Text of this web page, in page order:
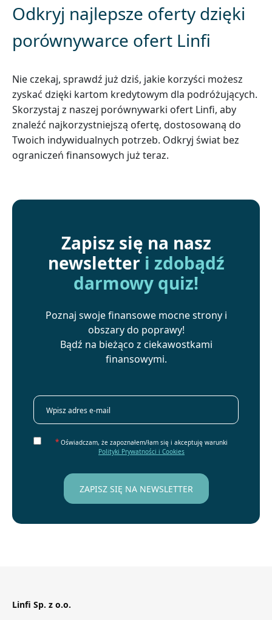
Odkryj najlepsze oferty dzięki
porównywarce ofert Linfi
Nie czekaj, sprawdź już dziś, jakie korzyści możesz
zyskać dzięki kartom kredytowym dla podróżujących.
Skorzystaj z naszej porównywarki ofert Linfi, aby
znaleźć najkorzystniejszą ofertę, dostosowaną do
Twoich indywidualnych potrzeb. Odkryj świat bez
ograniczeń finansowych już teraz.
Zapisz się na nasz
newsletter i zdobądź
darmowy quiz!
Poznaj swoje finansowe mocne strony i
obszary do poprawy!
Bądź na bieżąco z ciekawostkami
finansowymi.
* Oświadczam, że zapoznałem/łam się i akceptuję warunki
Polityki Prywatności i Cookies
Linfi Sp. z o.o.